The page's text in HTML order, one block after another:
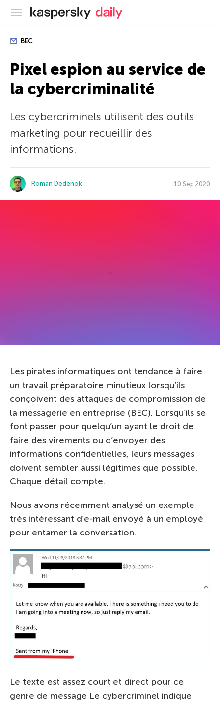
Blog officiel de Kaspersky
BEC
Pixel espion au service de
la cybercriminalité
Les cybercriminels utilisent des outils
marketing pour recueillir des
informations.
Roman Dedenok 10 Sep 2020
Les pirates informatiques ont tendance à faire
un travail préparatoire minutieux lorsqu’ils
conçoivent des attaques de compromission de
la messagerie en entreprise (BEC). Lorsqu’ils se
font passer pour quelqu’un ayant le droit de
faire des virements ou d’envoyer des
informations confidentielles, leurs messages
doivent sembler aussi légitimes que possible.
Chaque détail compte.
Nous avons récemment analysé un exemple
très intéressant d’e-mail envoyé à un employé
pour entamer la conversation.
Le texte est assez court et direct pour ce
genre de message Le cybercriminel indique